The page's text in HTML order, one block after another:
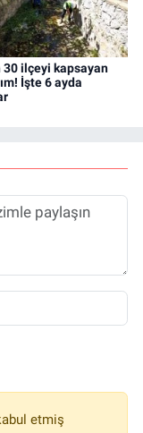
30 ilçeyi kapsayan
İşte 6 ayda
etmiş